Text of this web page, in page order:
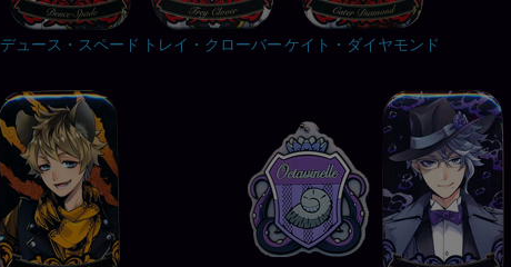
デュース・スペード トレイ・クローバーケイト・ダイヤモンド